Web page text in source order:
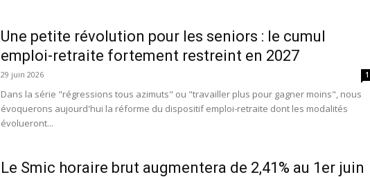
Une petite révolution pour les seniors : le cumul
emploi-retraite fortement restreint en 2027
29 juin 2026 1
Dans la série "régressions tous azimuts" ou "travailler plus pour gagner moins", nous
évoquerons aujourd'hui la réforme du dispositif emploi-retraite dont les modalités
évolueront...
Le Smic horaire brut augmentera de 2,41% au 1er juin